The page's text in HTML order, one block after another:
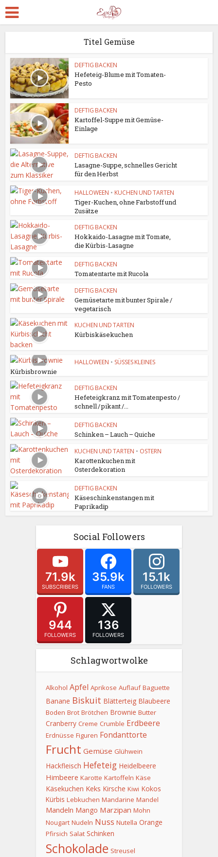
Titel Gemüse
DEFTIG BACKEN
Hefeteig-Blume mit Tomaten-
Pesto
DEFTIG BACKEN
Kartoffel-Suppe mit Gemüse-
Einlage
DEFTIG BACKEN
Lasagne-Suppe, schnelles Gericht
für den Herbst
HALLOWEEN • KUCHEN UND TARTEN
Tiger-Kuchen, ohne Farbstoff und
Zusätze
DEFTIG BACKEN
Hokkaido-Lasagne mit Tomate,
die Kürbis-Lasagne
DEFTIG BACKEN
Tomatentarte mit Rucola
DEFTIG BACKEN
Gemüsetarte mit bunter Spirale /
vegetarisch
KUCHEN UND TARTEN
Kürbiskäsekuchen
HALLOWEEN • SÜSSES KLEINES
Kürbisbrownie
DEFTIG BACKEN
Hefeteigkranz mit Tomatenpesto /
schnell / pikant /...
DEFTIG BACKEN
Schinken – Lauch – Quiche
KUCHEN UND TARTEN • OSTERN
Karottenkuchen mit
Osterdekoration
DEFTIG BACKEN
Käseschinkenstangen mit
Paprikadip
Social Followers
71.9k
SUBSCRIBERS
35.9k
FANS
15.1k
FOLLOWERS
944
FOLLOWERS
136
FOLLOWERS
Schlagwortwolke
Alkohol Apfel Aprikose Auflauf Baguette
Banane Biskuit Blätterteig Blaubeere
Boden Brot Brötchen Brownie Butter
Cranberry Creme Crumble Erdbeere
Erdnüsse Figuren Fondanttorte
Frucht Gemüse Glühwein
Hackfleisch Hefeteig Heidelbeere
Himbeere Karotte Kartoffeln Käse
Käsekuchen Keks Kirsche Kiwi Kokos
Kürbis Lebkuchen Mandarine Mandel
Mandeln Mango Marzipan Mohn
Nougart Nudeln Nuss Nutella Orange
Pfirsich Salat Schinken
Schokolade Streusel